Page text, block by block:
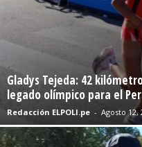
Gladys Tejeda: 42
legado olímpico para el
Redacción ELPOLI.pe - Agosto 12,